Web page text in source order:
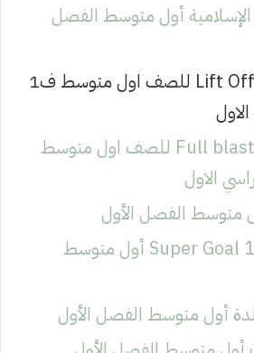
أول متوسط الفصل
كتاب الإنجليزي Lift Off للصف اول متوسط ف1
كتاب الإنجليزي Full blast للصف اول متوسط
متوسط الفصل الأول
كتاب الإنجليزي Super Goal 1 أول متوسط
أول متوسط الفصل الأول